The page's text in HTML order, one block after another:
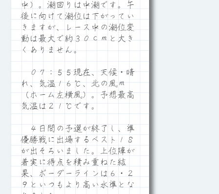
中）。潮回りは中潮です。午
後に向けて潮位は下がってい
きますが、レース中の潮位変
動は最大で約３０ｃｍと大き
くありません。
０７：５５現在、天候・晴
れ、気温１６℃、北の風ｍ
（ホーム左横風）。予想最高
気温は２１℃です。
４日間の予選が終了し、準
優勝戦に出場するベスト１８
が出そろいました。上位陣が
着実に得点を積み重ねた結
果、ボーダーラインは６・２
９といつもより高い水準とな